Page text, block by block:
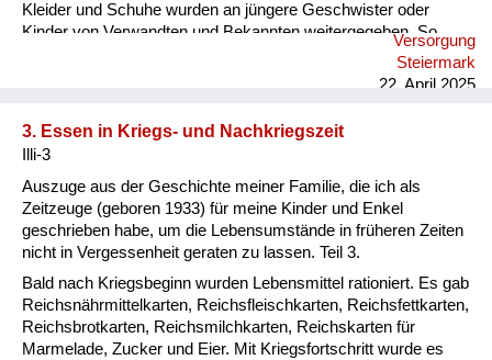
Kleider und Schuhe wurden an jüngere Geschwister oder
Kinder von Verwandten und Bekannten weitergegeben. So
„erbte“ mein jüngerer Bruder manches von mir, und ich
gefiel, war undenkbar. Auch im Winter trug ich als Bub dieselbe
kurze Lederhose wie im Sommer und dazu lange Strümpfe,
die von einem „Strumpfbandhalter“ festgehalten wurd...
Versorgung
Steiermark
22. April 2025
3. Essen in Kriegs- und Nachkriegszeit
Illi-3
Auszuge aus der Geschichte meiner Familie, die ich als
Zeitzeuge (geboren 1933) für meine Kinder und Enkel
geschrieben habe, um die Lebensumstände in früheren Zeiten
nicht in Vergessenheit geraten zu lassen. Teil 3.
Bald nach Kriegsbeginn wurden Lebensmittel rationiert. Es gab
Reichsnährmittelkarten, Reichsfleischkarten, Reichsfettkarten,
Reichsbrotkarten, Reichsmilchkarten, Reichskarten für
Marmelade, Zucker und Eier. Mit Kriegsfortschritt wurde es